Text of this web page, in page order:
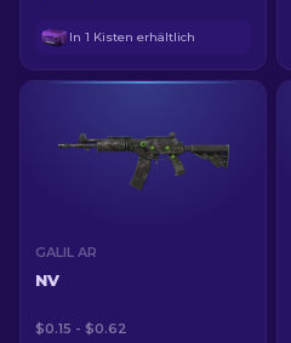
In 1 Kisten erhältlich
GALIL AR
NV
$0.15 - $0.62